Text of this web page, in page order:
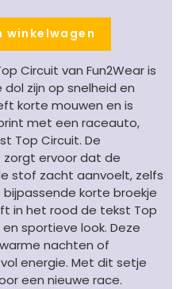
winkelwagen
Circuit van Fun2Wear is
zijn op snelheid en
korte mouwen en is
met een raceauto,
Top Circuit. De
ervoor dat de
stof zacht aanvoelt, zelfs
korte broekje
in het rood de tekst Top
sportieve look. Deze
nachten of
energie. Met dit setje
een nieuwe race.